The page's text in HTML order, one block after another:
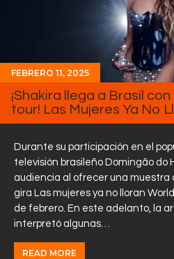
FEBRERO 11, 2025
¡Shakira llega a Brasil
tour! Las Mujeres Ya No
Durante su participación en el
televisión brasileño Domingão do
audiencia al ofrecer una muestra
gira Las mujeres ya no lloran
de febrero. En este adelanto, la
interpretó algunas…
READ MORE